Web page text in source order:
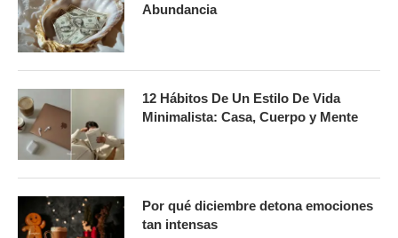
Abundancia
12 Hábitos De Un Estilo De Vida
Minimalista: Casa, Cuerpo y Mente
Por qué diciembre detona emociones
tan intensas